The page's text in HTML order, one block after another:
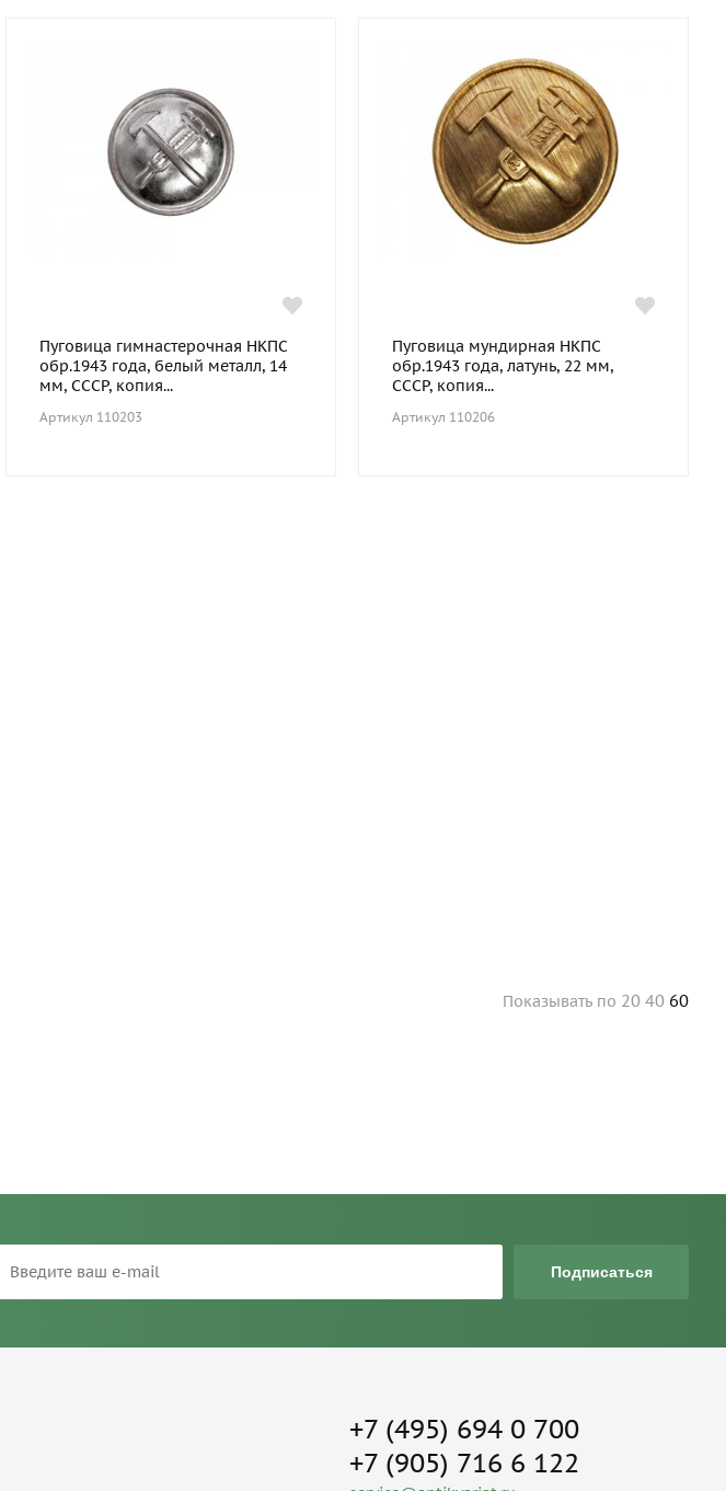
Пуговица гимнастерочная НКПС
обр.1943 года, белый металл, 14
мм, СССР, копия...
Артикул 110203
Пуговица мундирная НКПС
обр.1943 года, латунь, 22 мм,
СССР, копия...
Артикул 110206
Показывать по 20 40 60
Подписаться
+7 (495) 694 0 700
+7 (905) 716 6 122